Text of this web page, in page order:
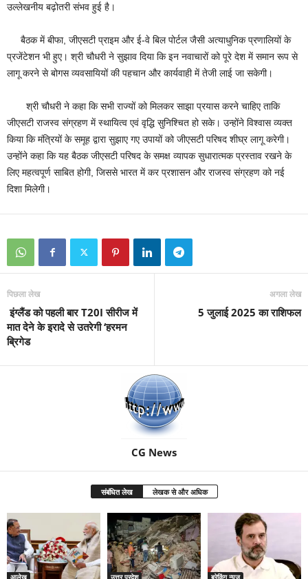
उल्लेखनीय बढ़ोतरी संभव हुई है।
बैठक में बीफा, जीएसटी प्राइम और ई-वे बिल पोर्टल जैसी अत्याधुनिक प्रणालियों के
प्रजेंटेशन भी हुए। श्री चौधरी ने सुझाव दिया कि इन नवाचारों को पूरे देश में समान रूप से
लागू करने से बोगस व्यवसायियों की पहचान और कार्यवाही में तेजी लाई जा सकेगी।
श्री चौधरी ने कहा कि सभी राज्यों को मिलकर साझा प्रयास करने चाहिए ताकि
जीएसटी राजस्व संग्रहण में स्थायित्व एवं वृद्धि सुनिश्चित हो सके। उन्होंने विश्वास व्यक्त
किया कि मंत्रियों के समूह द्वारा सुझाए गए उपायों को जीएसटी परिषद शीघ्र लागू करेगी।
उन्होंने कहा कि यह बैठक जीएसटी परिषद के समक्ष व्यापक सुधारात्मक प्रस्ताव रखने के
लिए महत्वपूर्ण साबित होगी, जिससे भारत में कर प्रशासन और राजस्व संग्रहण को नई
दिशा मिलेगी।
पिछला लेख
इंग्‍लैंड को पहली बार T20I सीरीज में
मात देने के इरादे से उतरेगी ‘हरमन
ब्रिगेड
अगला लेख
5 जुलाई 2025 का राशिफल
CG News
संबंधित लेख लेखक से और अधिक